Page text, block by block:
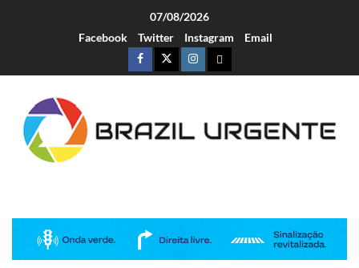
07/08/2026
Facebook
Twitter Instagram Email